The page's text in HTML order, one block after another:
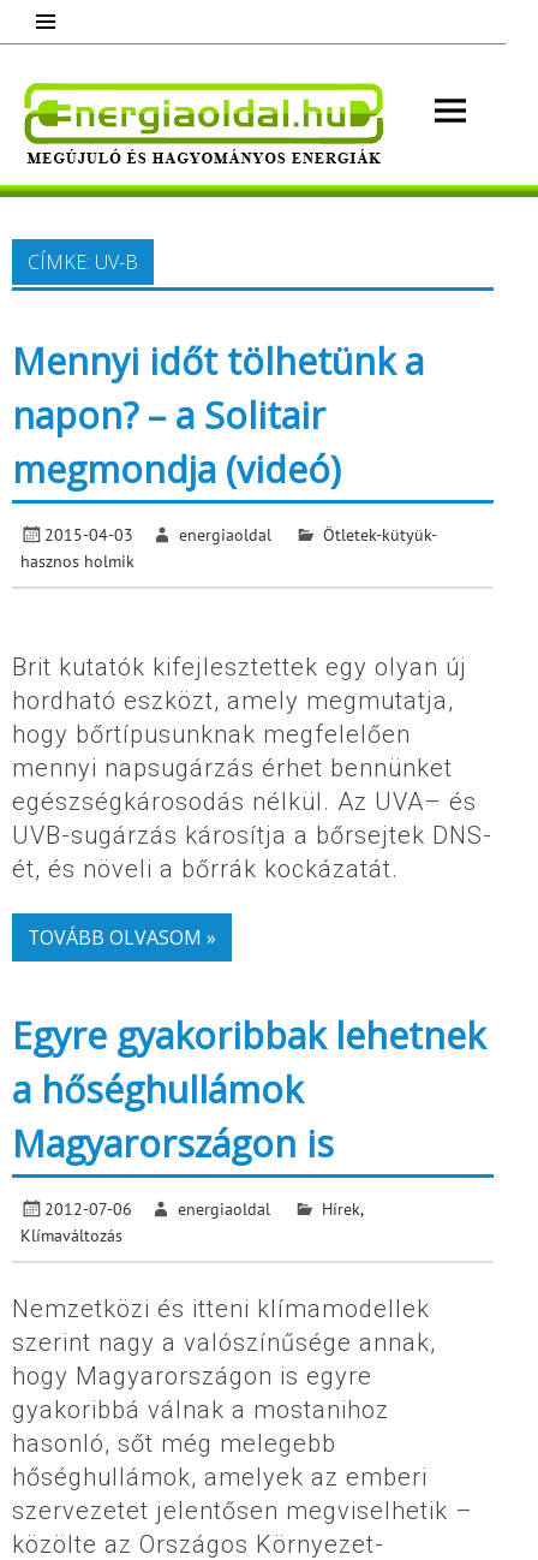
content
Megújuló és hagyományos energiák.
Minden, ami energia!
CÍMKE: UV-B
Mennyi időt tölhetünk a
napon? – a Solitair
megmondja (videó)
2015-04-03 energiaoldal
Ötletek-kütyük-
hasznos holmik
Brit kutatók kifejlesztettek egy olyan új
hordható eszközt, amely megmutatja,
hogy bőrtípusunknak megfelelően
mennyi napsugárzás érhet bennünket
egészségkárosodás nélkül. Az UVA– és
UVB-sugárzás károsítja a bőrsejtek DNS-
ét, és növeli a bőrrák kockázatát.
TOVÁBB OLVASOM »
Egyre gyakoribbak lehetnek
a hőséghullámok
Magyarországon is
2012-07-06 energiaoldal Hírek,
Klímaváltozás
Nemzetközi és itteni klímamodellek
szerint nagy a valószínűsége annak,
hogy Magyarországon is egyre
gyakoribbá válnak a mostanihoz
hasonló, sőt még melegebb
hőséghullámok, amelyek az emberi
szervezetet jelentősen megviselhetik –
közölte az Országos Környezet-